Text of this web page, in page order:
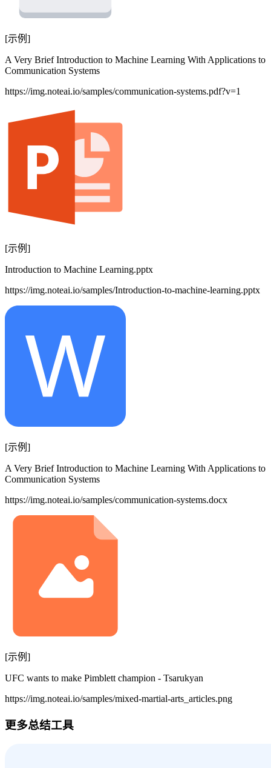
[示例]
A Very Brief Introduction to Machine Learning With Applications to
Communication Systems
https://img.noteai.io/samples/communication-systems.pdf?v=1
[示例]
Introduction to Machine Learning.pptx
https://img.noteai.io/samples/Introduction-to-machine-learning.pptx
[示例]
A Very Brief Introduction to Machine Learning With Applications to
Communication Systems
https://img.noteai.io/samples/communication-systems.docx
[示例]
UFC wants to make Pimblett champion - Tsarukyan
https://img.noteai.io/samples/mixed-martial-arts_articles.png
更多总结工具